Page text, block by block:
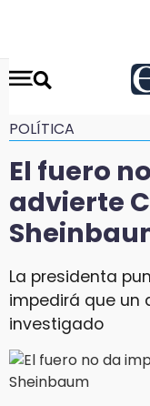
POLÍTICA
El fuero
advierte
La presidenta
impedirá que un
investigado